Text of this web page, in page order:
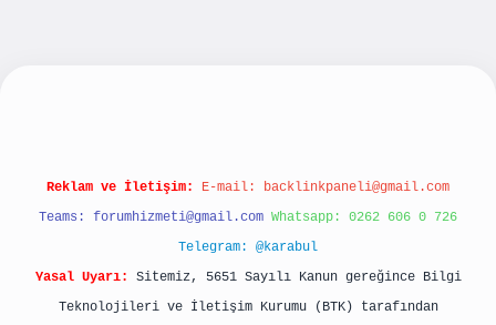
Reklam ve İletişim: E-mail: backlinkpaneli@gmail.com
Teams: forumhizmeti@gmail.com Whatsapp: 0262 606 0 726
Telegram: @karabul
Yasal Uyarı:
Sitemiz, 5651 Sayılı Kanun gereğince Bilgi
Teknolojileri ve İletişim Kurumu (BTK) tarafından